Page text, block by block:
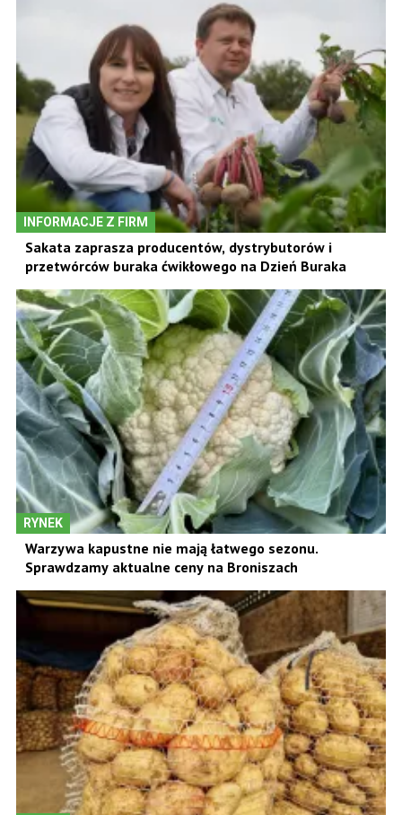
INFORMACJE Z FIRM
Sakata zaprasza producentów, dystrybutorów i
przetwórców buraka ćwikłowego na Dzień Buraka
RYNEK
Warzywa kapustne nie mają łatwego sezonu.
Sprawdzamy aktualne ceny na Broniszach